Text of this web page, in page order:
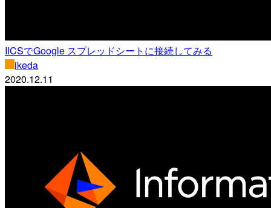
IICSでGoogle スプレッドシートに接続してみる
ikeda
2020.12.11